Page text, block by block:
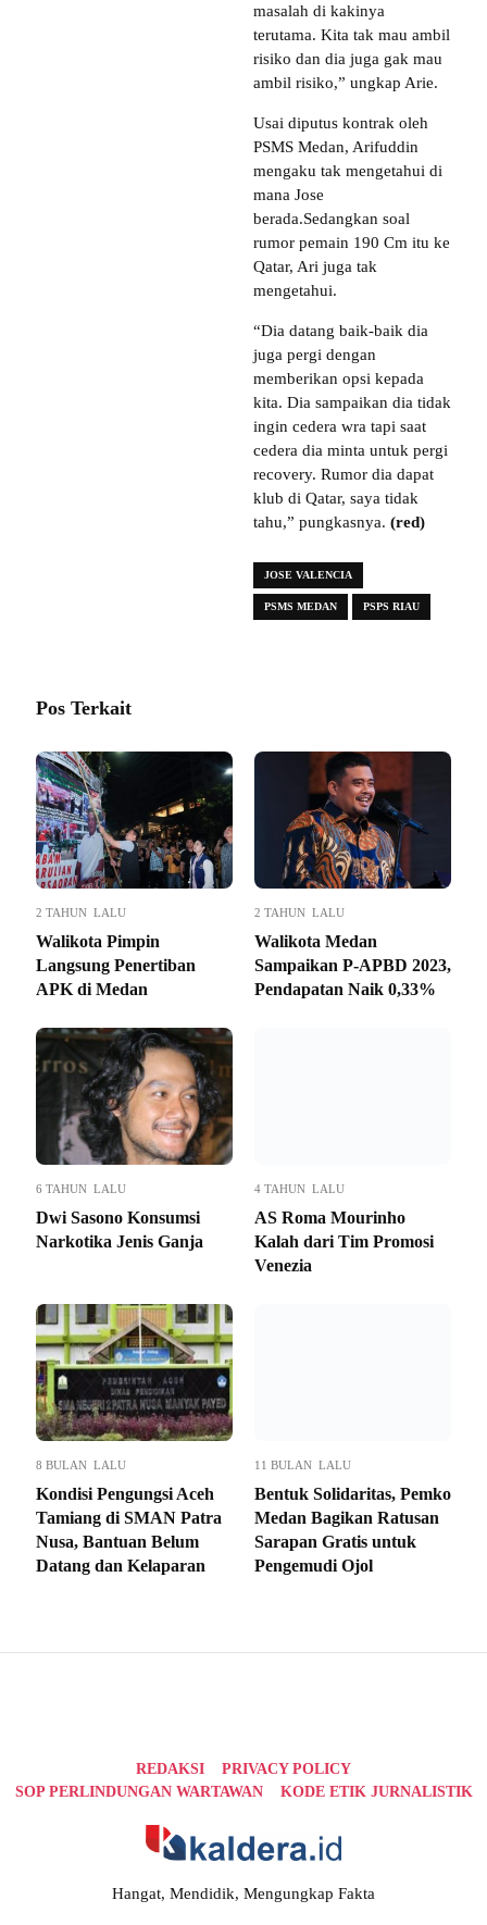
masalah di kakinya
terutama. Kita tak mau ambil
risiko dan dia juga gak mau
ambil risiko,” ungkap Arie.
Usai diputus kontrak oleh
PSMS Medan, Arifuddin
mengaku tak mengetahui di
mana Jose
berada.Sedangkan soal
rumor pemain 190 Cm itu ke
Qatar, Ari juga tak
mengetahui.
“Dia datang baik-baik dia
juga pergi dengan
memberikan opsi kepada
kita. Dia sampaikan dia tidak
ingin cedera wra tapi saat
cedera dia minta untuk pergi
recovery. Rumor dia dapat
klub di Qatar, saya tidak
tahu,” pungkasnya. (red)
JOSE VALENCIA
PSMS MEDAN PSPS RIAU
Pos Terkait
2 TAHUN LALU
Walikota Pimpin
Langsung Penertiban
APK di Medan
2 TAHUN LALU
Walikota Medan
Sampaikan P-APBD 2023,
Pendapatan Naik 0,33%
6 TAHUN LALU
Dwi Sasono Konsumsi
Narkotika Jenis Ganja
4 TAHUN LALU
AS Roma Mourinho
Kalah dari Tim Promosi
Venezia
8 BULAN LALU
Kondisi Pengungsi Aceh
Tamiang di SMAN Patra
Nusa, Bantuan Belum
Datang dan Kelaparan
11 BULAN LALU
Bentuk Solidaritas, Pemko
Medan Bagikan Ratusan
Sarapan Gratis untuk
Pengemudi Ojol
REDAKSI
PRIVACY POLICY
SOP PERLINDUNGAN WARTAWAN
KODE ETIK JURNALISTIK
Hangat, Mendidik, Mengungkap Fakta